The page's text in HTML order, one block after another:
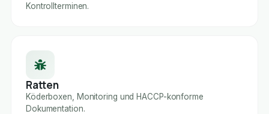
Kontrollterminen.
Ratten
Köderboxen, Monitoring und HACCP-konforme
Dokumentation.